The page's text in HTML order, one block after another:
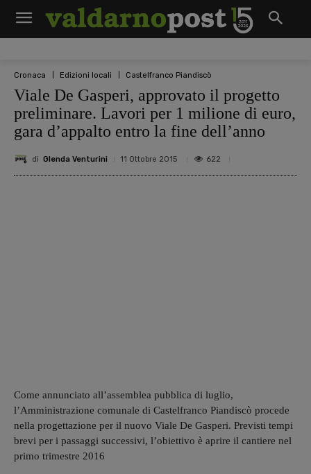
Cronaca Edizioni locali Castelfranco Piandiscò
Viale De Gasperi, approvato il progetto
preliminare. Lavori per 1 milione di euro,
gara d’appalto entro la fine dell’anno
di Glenda Venturini 11 Ottobre 2015 622
Come annunciato all’assemblea pubblica di luglio,
l’Amministrazione comunale di Castelfranco Piandiscò procede
nella progettazione per il nuovo Viale De Gasperi. Previsti tempi
brevi per i passaggi successivi, l’obiettivo è aprire il cantiere nel
primo trimestre 2016